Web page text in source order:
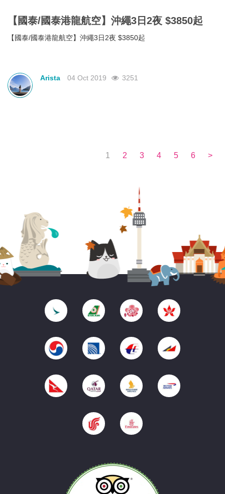
【國泰/國泰港龍航空】沖繩3日2夜 $3850起
【國泰/國泰港龍航空】沖繩3日2夜 $3850起
Arista 04 Oct 2019 3251
1 2 3 4 5 6 >